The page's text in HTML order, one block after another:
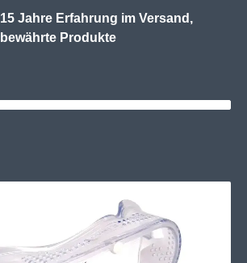
15 Jahre Erfahrung im Versand,
bewährte Produkte